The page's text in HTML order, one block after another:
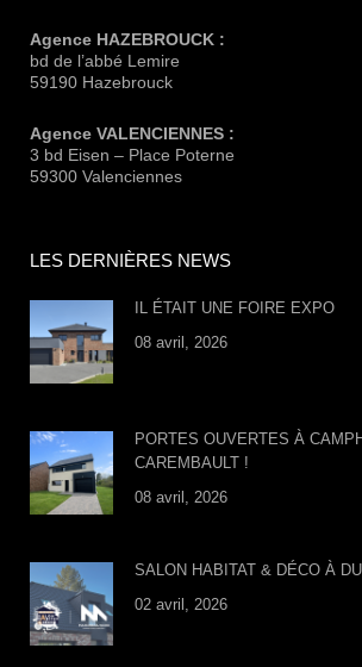
Agence HAZEBROUCK :
bd de l’abbé Lemire
59190 Hazebrouck
Agence VALENCIENNES :
3 bd Eisen – Place Poterne
59300 Valenciennes
LES DERNIÈRES NEWS
IL ÉTAIT UNE FOIRE EXPO
08 avril, 2026
PORTES OUVERTES À
CAREMBAULT !
08 avril, 2026
SALON HABITAT & DÉCO À
02 avril, 2026